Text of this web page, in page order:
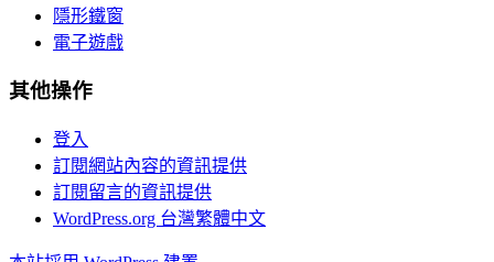
隱形鐵窗
電子遊戲
其他操作
登入
訂閱網站內容的資訊提供
訂閱留言的資訊提供
WordPress.org 台灣繁體中文